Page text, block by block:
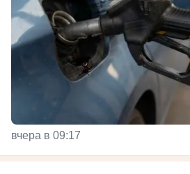
вчера в 09:17